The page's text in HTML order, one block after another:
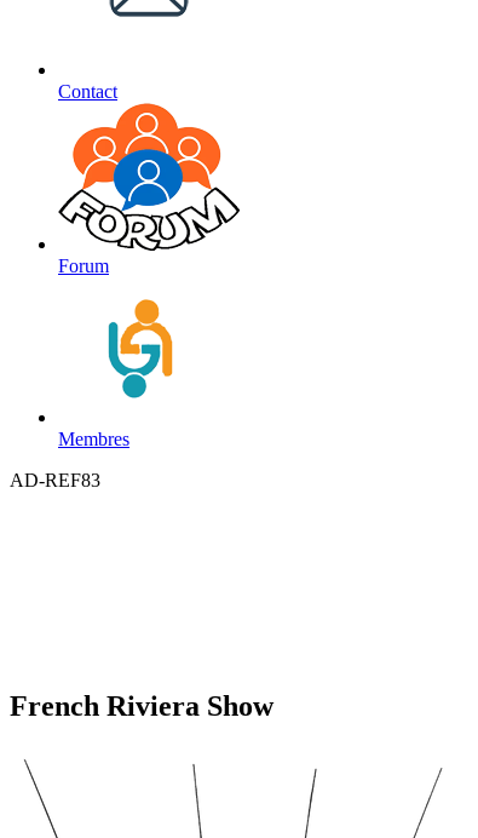
Contact
Forum
Membres
AD-REF83
French Riviera Show